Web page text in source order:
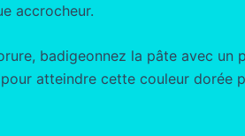
accrocheur.
badigeonnez la pâte avec un
atteindre cette couleur dorée